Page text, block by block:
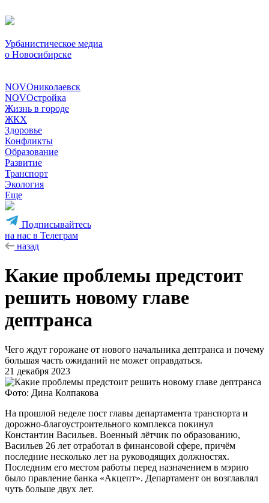
Урбанистическое медиа
о Новосибирске
NOVOниколаевск
NOVOстройка
Жизнь в городе
ЖКХ
Здоровье
Конфликты
Образование
Развитие
Транспорт
Экология
Еще
Подписывайтесь
на нас в Телеграм
назад
Какие проблемы предстоит
решить новому главе
дептранса
Чего ждут горожане от нового начальника дептранса и почему
большая часть ожиданий не может оправдаться.
21 декабря 2023
Фото: Дина Колпакова
На прошлой неделе пост главы департамента транспорта и
дорожно-благоустроительного комплекса покинул
Константин Васильев. Военный лётчик по образованию,
Васильев 26 лет отработал в финансовой сфере, причём
последние несколько лет на руководящих должностях.
Последним его местом работы перед назначением в мэрию
было правление банка «Акцепт». Департамент он возглавлял
чуть больше двух лет.